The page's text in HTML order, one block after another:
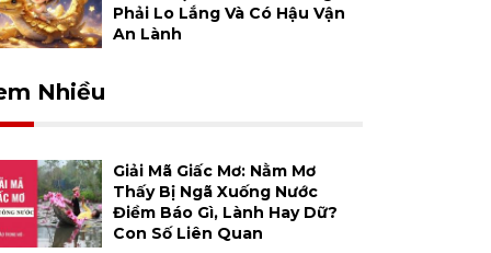
Phải Lo Lắng Và Có Hậu Vận
An Lành
Nhiều
Giải Mã Giấc Mơ: Nằm Mơ
Thấy Bị Ngã Xuống Nước
Điềm Báo Gì, Lành Hay Dữ?
Con Số Liên Quan